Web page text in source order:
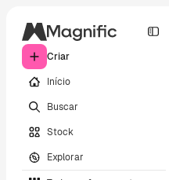
Criar
Início
Buscar
Stock
Explorar